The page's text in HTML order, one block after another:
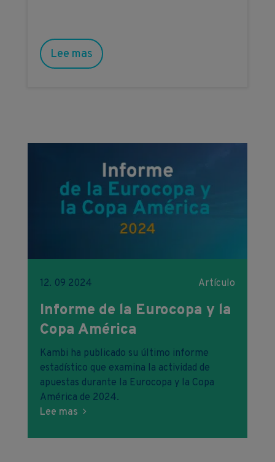
Lee mas
12. 09 2024 Artículo
Informe de la Eurocopa y la
Copa América
Kambi ha publicado su último informe
estadístico que examina la actividad de
apuestas durante la Eurocopa y la Copa
América de 2024.
Lee mas